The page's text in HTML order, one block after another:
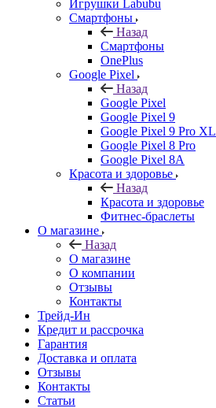
Игрушки Labubu
Смартфоны
Назад
Смартфоны
OnePlus
Google Pixel
Назад
Google Pixel
Google Pixel 9
Google Pixel 9 Pro XL
Google Pixel 8 Pro
Google Pixel 8A
Красота и здоровье
Назад
Красота и здоровье
Фитнес-браслеты
О магазине
Назад
О магазине
О компании
Отзывы
Контакты
Трейд-Ин
Кредит и рассрочка
Гарантия
Доставка и оплата
Отзывы
Контакты
Статьи